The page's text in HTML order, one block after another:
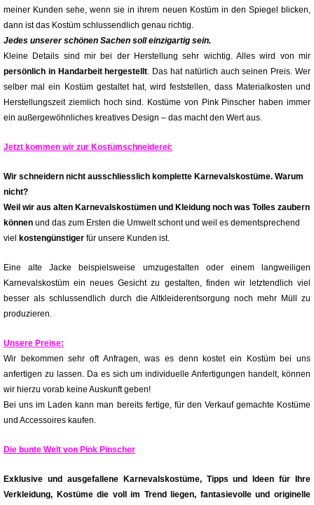
meiner Kunden sehe, wenn sie in ihrem neuen Kostüm in den Spiegel blicken,
dann ist das Kostüm schlussendlich genau richtig.
Jedes unserer schönen Sachen soll einzigartig sein.
Kleine Details sind mir bei der Herstellung sehr wichtig. Alles wird von mir
persönlich in Handarbeit hergestellt . Das hat natürlich auch seinen Preis. Wer
selber mal ein Kostüm gestaltet hat, wird feststellen, dass Materialkosten und
Herstellungszeit ziemlich hoch sind. Kostüme von Pink Pinscher haben immer
ein außergewöhnliches kreatives Design – das macht den Wert aus.
Jetzt kommen wir zur Kostümschneiderei:
Wir schneidern nicht ausschliesslich komplette Karnevalskostüme. Warum
nicht?
Weil wir aus alten Karnevalskostümen und Kleidung noch was Tolles zaubern
können und das zum Ersten die Umwelt schont und weil es dementsprechend
viel kostengünstiger für unsere Kunden ist.
Eine alte Jacke beispielsweise umzugestalten oder einem langweiligen
Karnevalskostüm ein neues Gesicht zu gestalten, finden wir letztendlich viel
besser als schlussendlich durch die Altkleiderentsorgung noch mehr Müll zu
produzieren.
Unsere Preise:
Wir bekommen sehr oft Anfragen, was es denn kostet ein Kostüm bei uns
anfertigen zu lassen. Da es sich um individuelle Anfertigungen handelt, können
wir hierzu vorab keine Auskunft geben!
Bei uns im Laden kann man bereits fertige, für den Verkauf gemachte Kostüme
und Accessoires kaufen.
Die bunte Welt von Pink Pinscher
Exklusive und ausgefallene Karnevalskostüme, Tipps und Ideen für Ihre
Verkleidung, Kostüme die voll im Trend liegen, fantasievolle und originelle